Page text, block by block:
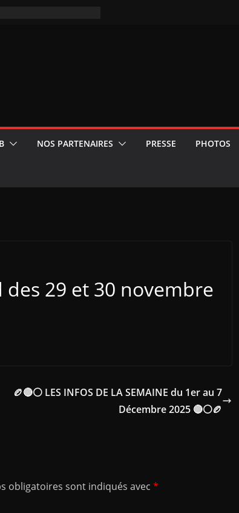
NOS PARTENAIRES PRESSE PHOTOS
29 et 30 novembre
🏉🔴⚪ LES INFOS DE LA SEMAINE du 1er au 7
Décembre 2025 🔴⚪🏉
obligatoires sont indiqués avec *